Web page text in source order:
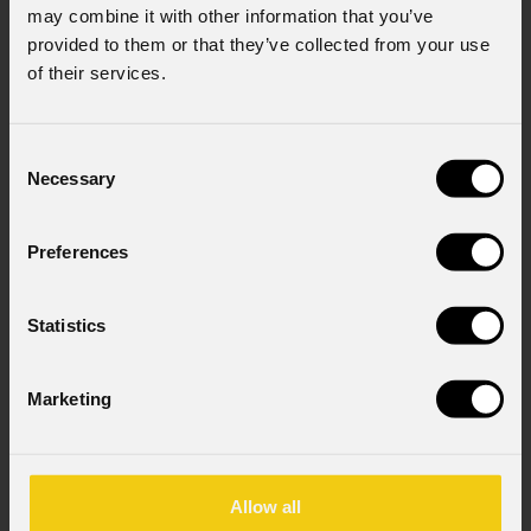
may combine it with other information that you’ve
provided to them or that they’ve collected from your use
of their services.
Selection
Necessary
Preferences
Statistics
Marketing
Allow all
Consenso al marketing
Consenso al trattamento dei dati